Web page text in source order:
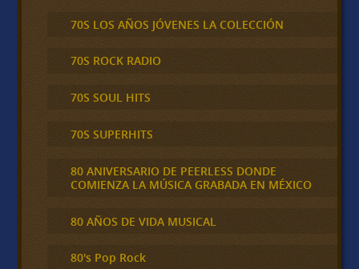
70S LOS AÑOS JÓVENES LA COLECCIÓN
70S ROCK RADIO
70S SOUL HITS
70S SUPERHITS
80 ANIVERSARIO DE PEERLESS DONDE
COMIENZA LA MÚSICA GRABADA EN MÉXICO
80 AÑOS DE VIDA MUSICAL
80's Pop Rock